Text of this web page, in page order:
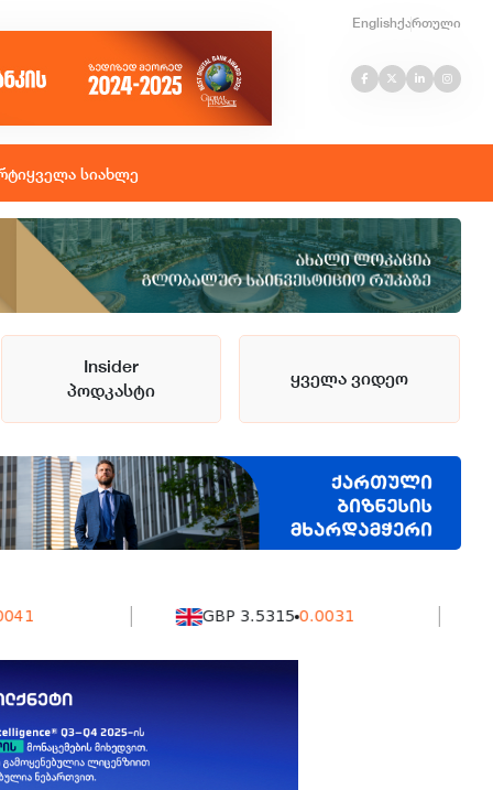
Englishქართული
ყველა სიახლე
Insider
პოდკასტი
ყველა ვიდეო
GBP 3.5315 0.0031